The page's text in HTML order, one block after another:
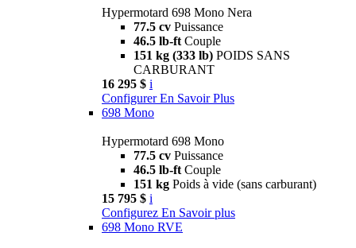
Hypermotard 698 Mono Nera
77.5 cv Puissance
46.5 lb-ft Couple
151 kg (333 lb) POIDS SANS
CARBURANT
16 295 $ i
Configurer En Savoir Plus
698 Mono
Hypermotard 698 Mono
77.5 cv Puissance
46.5 lb-ft Couple
151 kg Poids à vide (sans carburant)
15 795 $ i
Configurez En Savoir plus
698 Mono RVE